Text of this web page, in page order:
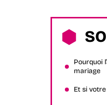
Pourquoi
mariage
Et si